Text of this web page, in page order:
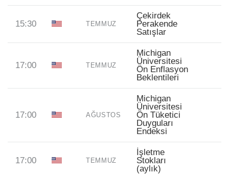
15:30 TEMMUZ
Çekirdek
Perakende
Satışlar
17:00 TEMMUZ
Michigan
Üniversitesi
Ön Enflasyon
Beklentileri
17:00 AĞUSTOS
Michigan
Üniversitesi
Ön Tüketici
Duyguları
Endeksi
17:00 TEMMUZ
İşletme
Stokları
(aylık)